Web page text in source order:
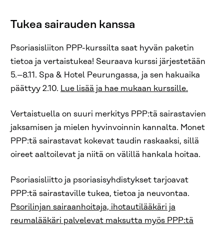
Tukea sairauden kanssa
Psoriasisliiton PPP-kurssilta saat hyvän paketin
tietoa ja vertaistukea! Seuraava kurssi järjestetään
5.–8.11. Spa & Hotel Peurungassa, ja sen hakuaika
päättyy 2.10. Lue lisää ja hae mukaan kurssille.
Vertaistuella on suuri merkitys PPP:tä sairastavien
jaksamisen ja mielen hyvinvoinnin kannalta. Monet
PPP:tä sairastavat kokevat taudin raskaaksi, sillä
oireet aaltoilevat ja niitä on välillä hankala hoitaa.
Psoriasisliitto ja psoriasisyhdistykset tarjoavat
PPP:tä sairastaville tukea, tietoa ja neuvontaa.
Psorilinjan sairaanhoitaja, ihotautilääkäri ja
reumalääkäri palvelevat maksutta myös PPP:tä